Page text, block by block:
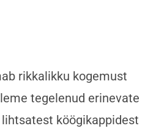
rikkalikku kogemust
tegelenud erinevate
köögikappidest